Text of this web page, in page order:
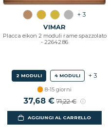
+ 3
VIMAR
Placca eikon 2 moduli rame spazzolato
- 22642.86
2 MODULI 4 MODULI + 3
8-15 giorni
Prezzo scontato
37,68 € Prezzo di listino
71,22 €
AGGIUNGI AL CARRELLO